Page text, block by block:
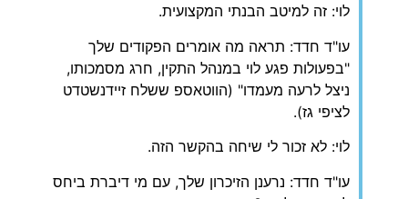
לוי: זה למיטב הבנתי המקצועית.
עו"ד חדד: תראה מה אומרים הפקודים שלך
"בפעולות פגע לוי במנהל התקין, חרג מסמכותו,
ניצל לרעה מעמדו" (הווטאספ ששלח זיידנשטדט
לציפי גז).
לוי: לא זכור לי שיחה בהקשר הזה.
עו"ד חדד: נרענן הזיכרון שלך, עם מי דיברת ביחס